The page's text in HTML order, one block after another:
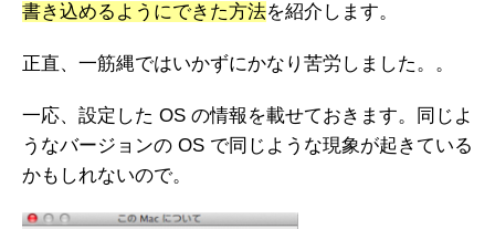
書き込めるようにできた方法を紹介します。
正直、一筋縄ではいかずにかなり苦労しました。。
一応、設定した OS の情報を載せておきます。同じよ
うなバージョンの OS で同じような現象が起きている
かもしれないので。